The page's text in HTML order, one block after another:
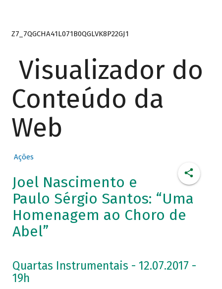
Z7_7QGCHA41L071B0QGLVK8P22GJ1
Visualizador do
Conteúdo da
Web
Ações
Joel Nascimento e
Paulo Sérgio Santos: “Uma
Homenagem ao Choro de
Abel”
Quartas Instrumentais - 12.07.2017 -
19h